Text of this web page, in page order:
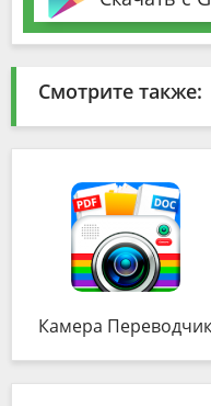
Смотрите также:
Камера Переводчик